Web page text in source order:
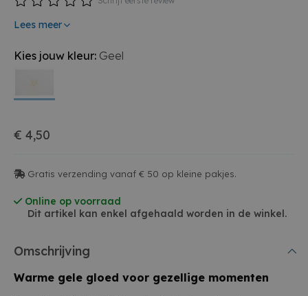
Lees meer
Kies jouw kleur: Geel
€ 4,50
Gratis verzending vanaf € 50 op kleine pakjes.
Online op voorraad
Dit artikel kan enkel afgehaald worden in de winkel.
Omschrijving
Warme gele gloed voor gezellige momenten